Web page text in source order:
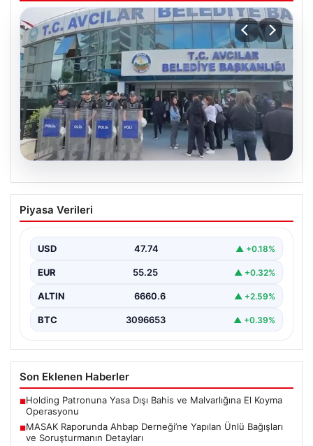
05.08.2026
Avcılar Belediyesi’ne operasyon. 12
şüpheli gözaltına alındı
Piyasa Verileri
USD 47.74 ▲ +0.18%
EUR 55.25 ▲ +0.32%
ALTIN 6660.6 ▲ +2.59%
BTC 3096653 ▲ +0.39%
Son Eklenen Haberler
■Holding Patronuna Yasa Dışı Bahis ve Malvarlığına El Koyma
Operasyonu
■MASAK Raporunda Ahbap Derneği’ne Yapılan Ünlü Bağışları
ve Soruşturmanın Detayları